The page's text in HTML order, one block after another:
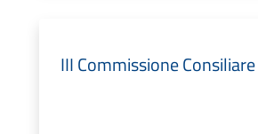
III Commissione Consiliare